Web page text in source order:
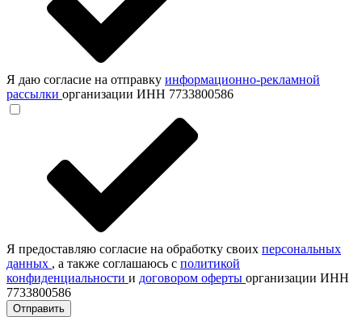
Я даю согласие на отправку информационно-рекламной
рассылки организации ИНН 7733800586
Я предоставляю согласие на обработку своих персональных
данных , а также соглашаюсь с политикой
конфиденциальности и договором оферты организации ИНН
7733800586
Отправить